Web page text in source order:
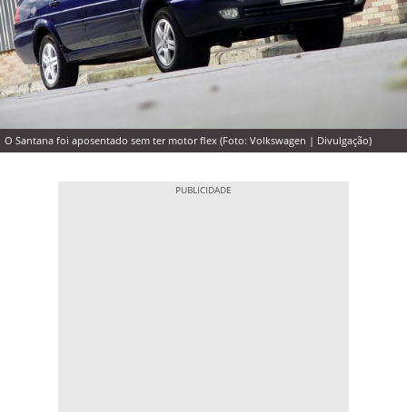
O Santana foi aposentado sem ter motor flex (Foto: Volkswagen | Divulgação)